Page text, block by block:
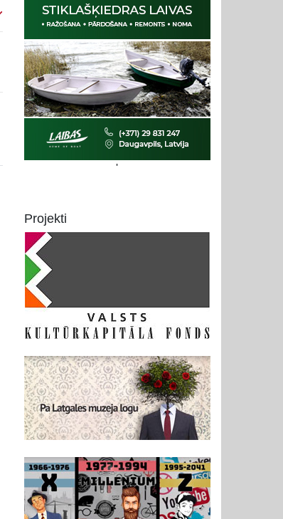
'
Projekti